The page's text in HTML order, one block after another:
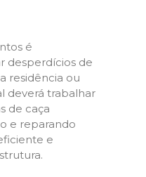
é
desperdícios de
residência ou
deverá trabalhar
de caça
e reparando
e